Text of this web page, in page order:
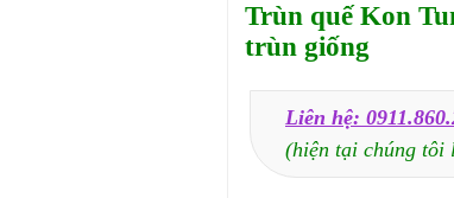
Trùn quế Kon
trùn giống
Liên hệ:
(hiện tại chúng